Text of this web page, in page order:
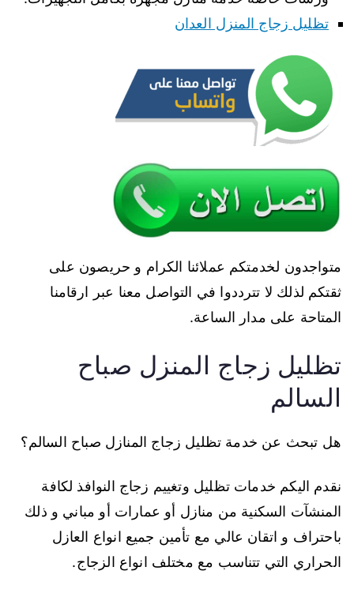
تظليل زجاج المنزل العدان
متواجدون لخدمتكم عملائنا الكرام و حريصون على
ثقتكم لذلك لا تترددوا في التواصل معنا عبر ارقامنا
المتاحة على مدار الساعة.
تظليل زجاج المنزل صباح
السالم
هل تبحث عن خدمة تظليل زجاج المنازل صباح السالم؟
نقدم اليكم خدمات تظليل وتغييم زجاج النوافذ لكافة
المنشآت السكنية من منازل أو عمارات أو مباني و ذلك
باحتراف و اتقان عالي مع تأمين جميع انواع العازل
الحراري التي تتناسب مع مختلف انواع الزجاج.